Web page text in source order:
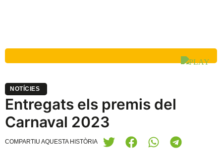
NOTÍCIES
Entregats els premis del
Carnaval 2023
COMPARTIU AQUESTA HISTÒRIA